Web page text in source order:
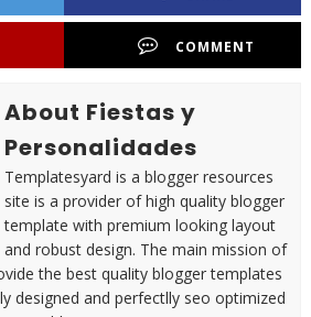
COMMENT
About Fiestas y
Personalidades
Templatesyard is a blogger resources
site is a provider of high quality blogger
template with premium looking layout
and robust design. The main mission of
the best quality blogger templates
designed and perfectlly seo optimized